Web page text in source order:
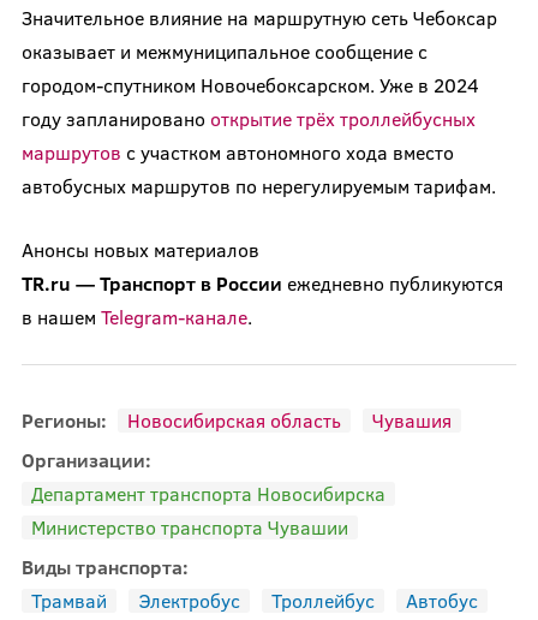
Значительное влияние на маршрутную сеть Чебоксар
оказывает и межмуниципальное сообщение с
городом-спутником Новочебоксарском. Уже в 2024
году запланировано открытие трёх троллейбусных
маршрутов с участком автономного хода вместо
автобусных маршрутов по нерегулируемым тарифам.
Анонсы новых материалов
TR.ru — Транспорт в России ежедневно публикуются
в нашем Telegram-канале.
Регионы: Новосибирская область
Чувашия
Организации:
Департамент транспорта Новосибирска
Министерство транспорта Чувашии
Виды транспорта:
Трамвай
Электробус Троллейбус
Автобус